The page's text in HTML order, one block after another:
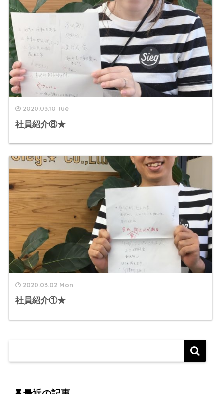
2020.03.10 Tue
社員紹介⑧★
2020.03.02 Mon
社員紹介①★